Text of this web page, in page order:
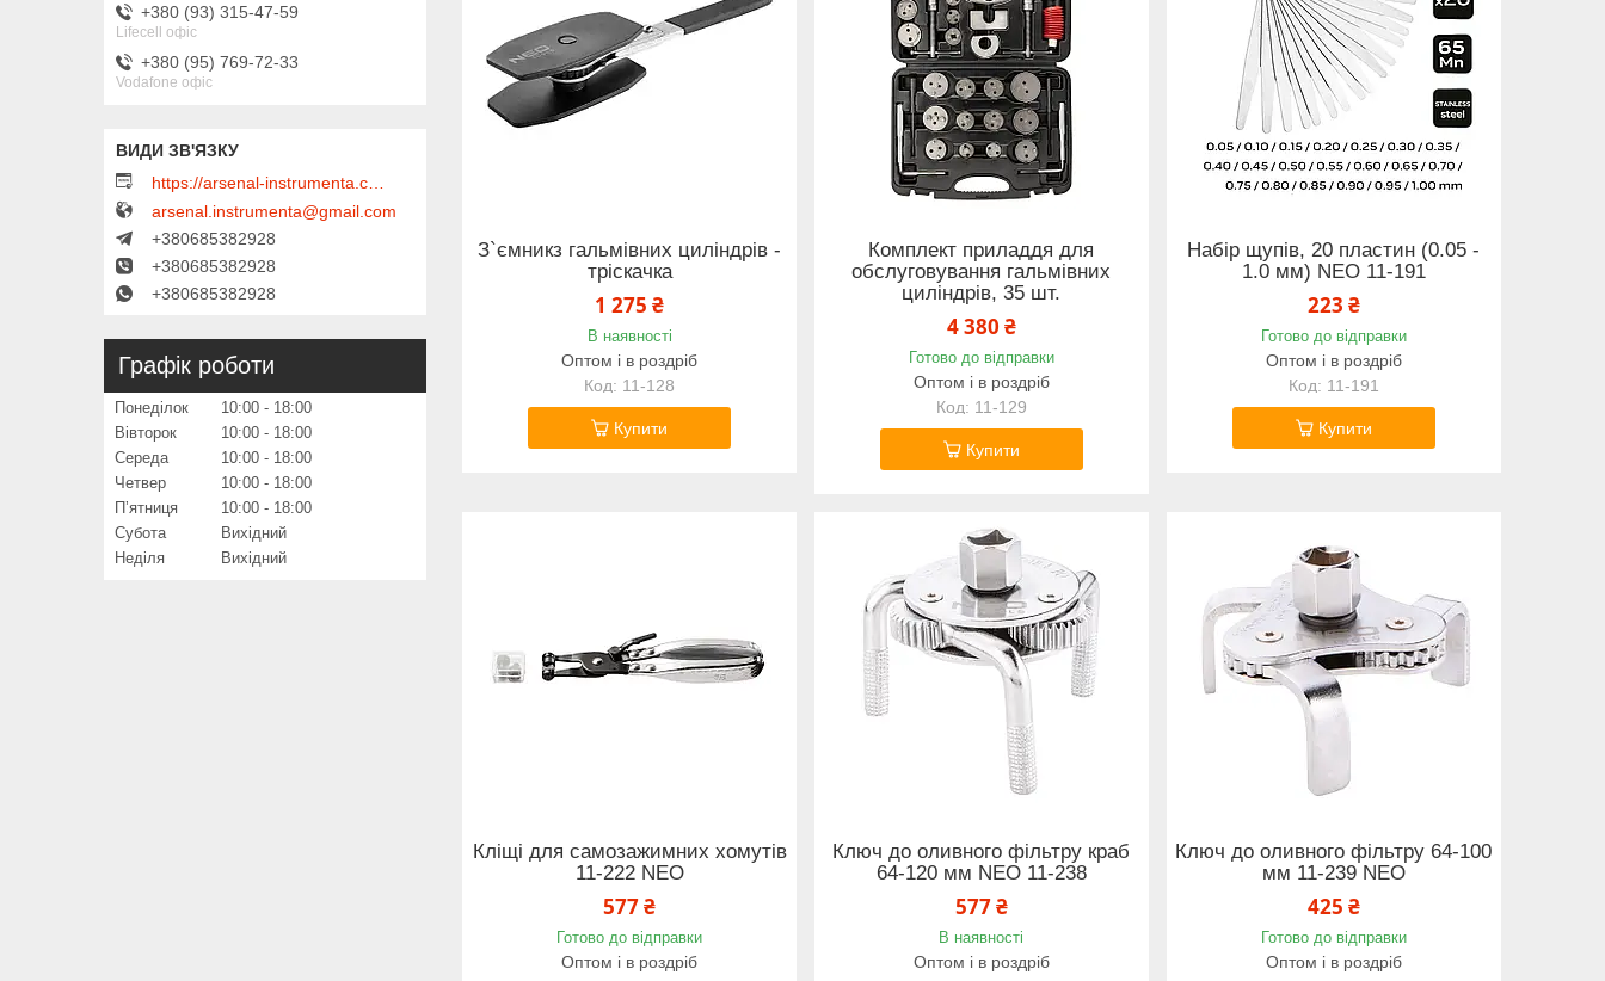
З`ємникз гальмівних циліндрів -
тріскачка
1 275 ₴
В наявності
Оптом і в роздріб
11-128
Купити
Комплект приладдя для
обслуговування гальмівних
циліндрів, 35 шт.
4 380 ₴
Готово до відправки
Оптом і в роздріб
11-129
Купити
Набір щупів, 20 пластин (0.05 -
1.0 мм) NEO 11-191
223 ₴
Готово до відправки
Оптом і в роздріб
11-191
Купити
Кліщі для самозажимних хомутів
11-222 NEO
577 ₴
Готово до відправки
Оптом і в роздріб
Ключ до оливного фільтру краб
64-120 мм NEO 11-238
577 ₴
В наявності
Оптом і в роздріб
Ключ до оливного фільтру 64-100
мм 11-239 NEO
425 ₴
Готово до відправки
Оптом і в роздріб
+380 (93) 315-47-59
Lifecell офіс
+380 (95) 769-72-33
Vodafone офіс
arsenal.instrumenta@gmail.com
+380685382928
+380685382928
+380685382928
Графік роботи
Понеділок 10:00
18:00
Вівторок
10:00
18:00
Середа
10:00
18:00
Четвер
10:00
18:00
Пʼятниця
10:00
18:00
Субота
Вихідний
Неділя
Вихідний